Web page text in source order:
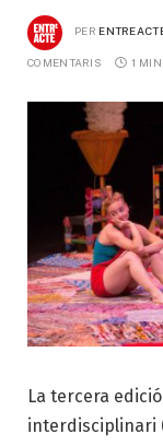
PER
COMENTARIS 1
La tercera
interdisciplinari